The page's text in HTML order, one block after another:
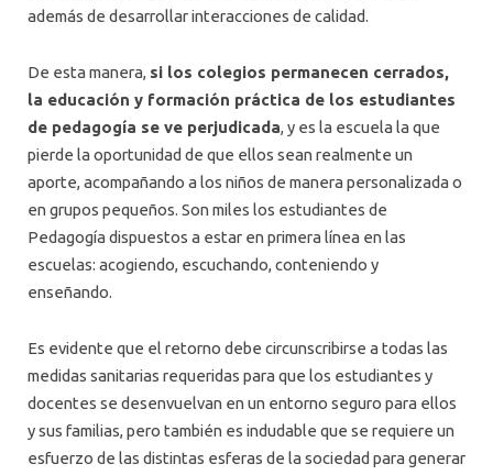
además de desarrollar interacciones de calidad.
De esta manera, si los colegios permanecen cerrados,
la educación y formación práctica de los estudiantes
de pedagogía se ve perjudicada, y es la escuela la que
pierde la oportunidad de que ellos sean realmente un
aporte, acompañando a los niños de manera personalizada o
en grupos pequeños. Son miles los estudiantes de
Pedagogía dispuestos a estar en primera línea en las
escuelas: acogiendo, escuchando, conteniendo y
enseñando.
Es evidente que el retorno debe circunscribirse a todas las
medidas sanitarias requeridas para que los estudiantes y
docentes se desenvuelvan en un entorno seguro para ellos
y sus familias, pero también es indudable que se requiere un
esfuerzo de las distintas esferas de la sociedad para generar